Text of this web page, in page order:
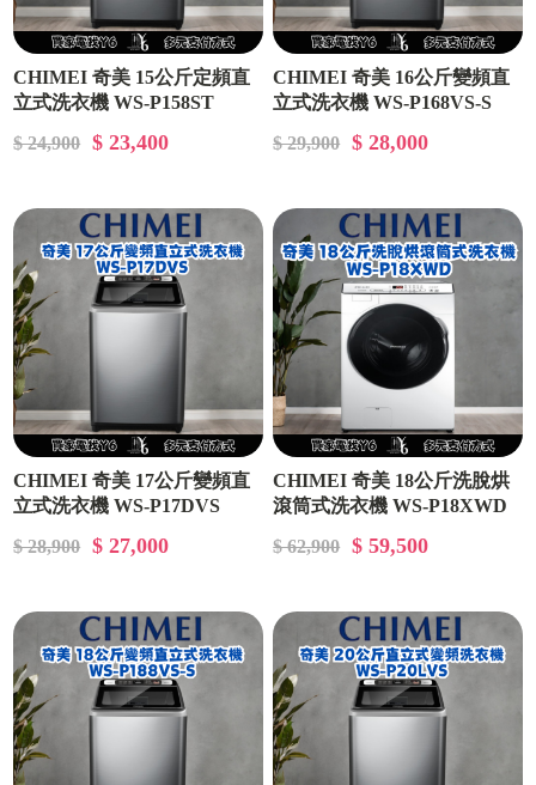
CHIMEI 奇美 15公斤定頻直
立式洗衣機 WS-P158ST
$ 24,900
$ 23,400
CHIMEI 奇美 16公斤變頻直
立式洗衣機 WS-P168VS-S
$ 29,900
$ 28,000
CHIMEI 奇美 17公斤變頻直
立式洗衣機 WS-P17DVS
$ 28,900
$ 27,000
CHIMEI 奇美 18公斤洗脫烘
滾筒式洗衣機 WS-P18XWD
$ 62,900
$ 59,500